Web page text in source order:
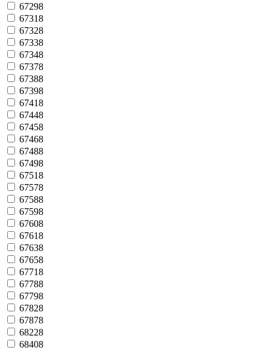
67298
67318
67328
67338
67348
67378
67388
67398
67418
67448
67458
67468
67488
67498
67518
67578
67588
67598
67608
67618
67638
67658
67718
67788
67798
67828
67878
68228
68408